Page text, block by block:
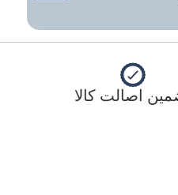
اصالت کالا